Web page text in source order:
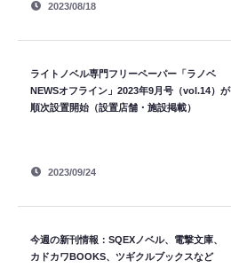
2023/08/18
ライトノベル専門フリーペーパー「ラノベ
NEWSオフライン」2023年9月号（vol.14）が
順次設置開始（設置店舗・施設掲載）
2023/09/24
今週の新刊情報：SQEXノベル、電撃文庫、
カドカワBOOKS、ツギクルブックスなど